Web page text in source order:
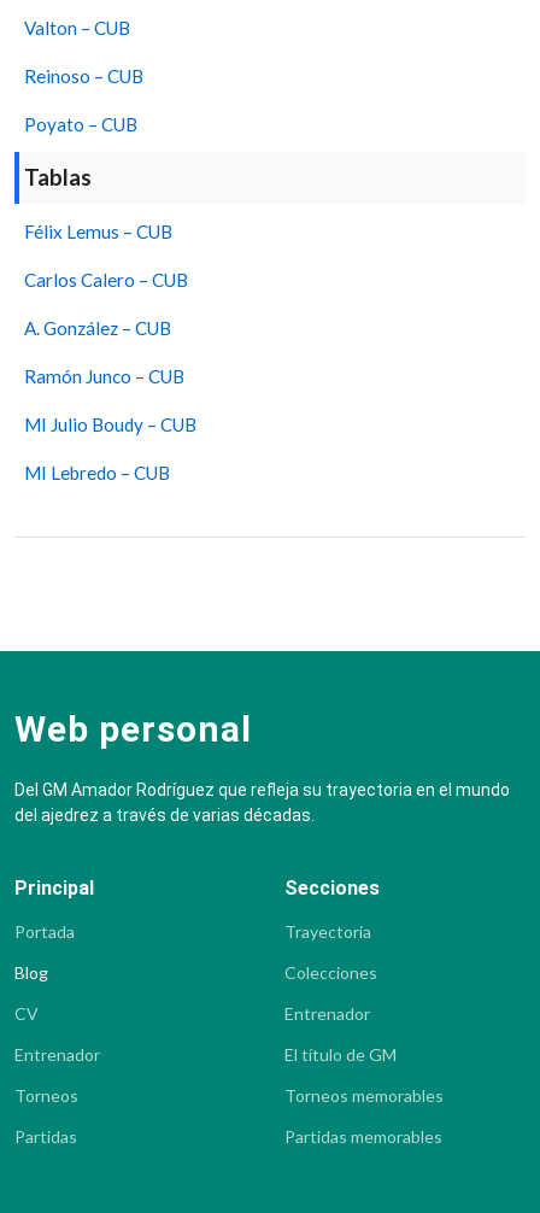
Valton – CUB
Reinoso – CUB
Poyato – CUB
Tablas
Félix Lemus – CUB
Carlos Calero – CUB
A. González – CUB
Ramón Junco – CUB
MI Julio Boudy – CUB
MI Lebredo – CUB
Web personal
Del GM Amador Rodríguez que refleja su trayectoria en el mundo
del ajedrez a través de varias décadas.
Principal
Portada
Blog
CV
Entrenador
Torneos
Partidas
Secciones
Trayectoria
Colecciones
Entrenador
El título de GM
Torneos memorables
Partidas memorables